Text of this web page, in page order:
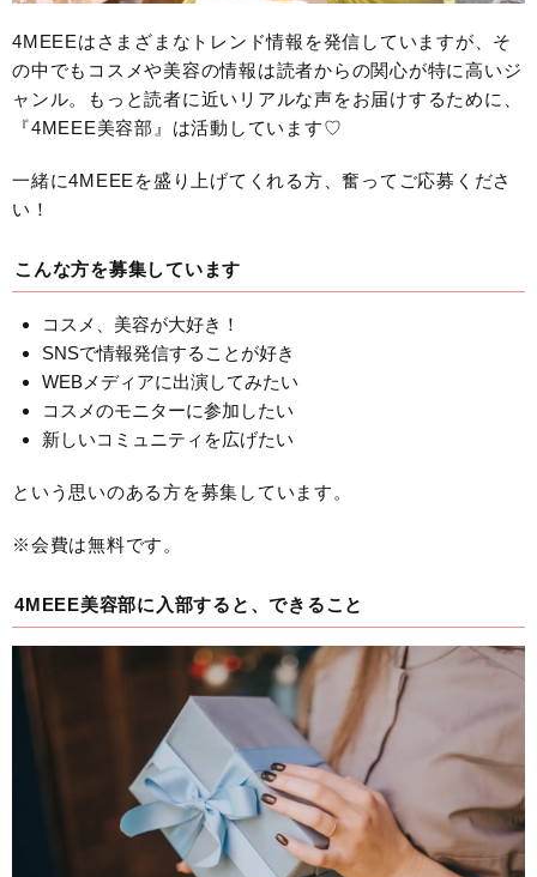
4MEEEはさまざまなトレンド情報を発信していますが、そ
の中でもコスメや美容の情報は読者からの関心が特に高いジ
ャンル。もっと読者に近いリアルな声をお届けするために、
『4MEEE美容部』は活動しています♡
一緒に4MEEEを盛り上げてくれる方、奮ってご応募くださ
い！
こんな方を募集しています
コスメ、美容が大好き！
SNSで情報発信することが好き
WEBメディアに出演してみたい
コスメのモニターに参加したい
新しいコミュニティを広げたい
という思いのある方を募集しています。
※会費は無料です。
4MEEE美容部に入部すると、できること